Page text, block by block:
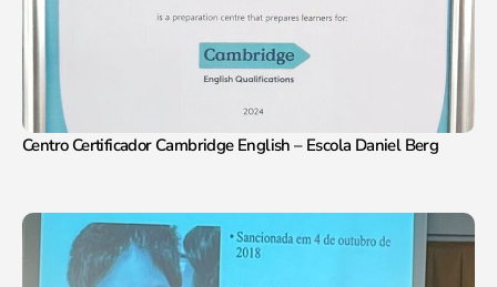
Centro Certificador Cambridge English – Escola Daniel Berg